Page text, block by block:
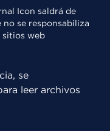
saldrá de
no se responsabiliza
sitios web
se
leer archivos